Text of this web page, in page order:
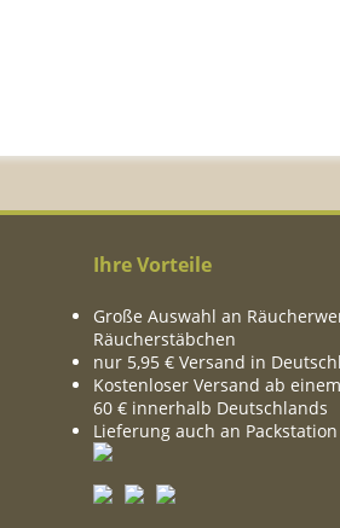
Ihre Vorteile
Große Auswahl an
Räucherstäbchen
nur 5,95 € Versand in
Kostenloser Versand ab
60 € innerhalb Deutschlands
Lieferung auch an